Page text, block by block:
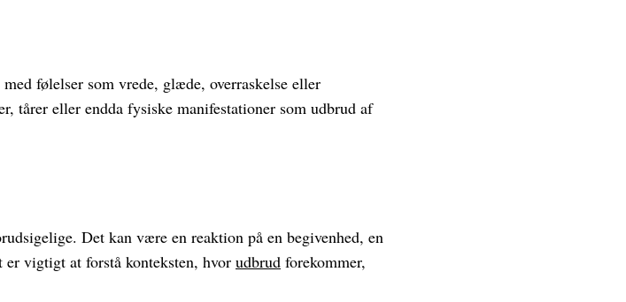
følelser som vrede, glæde, overraskelse eller
tårer eller endda fysiske manifestationer som udbrud af
Det kan være en reaktion på en begivenhed, en
vigtigt at forstå konteksten, hvor udbrud forekommer,